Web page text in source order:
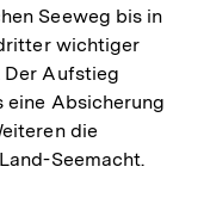
Seeweg bis in
wichtiger
Der Aufstieg
eine Absicherung
die
Seemacht.